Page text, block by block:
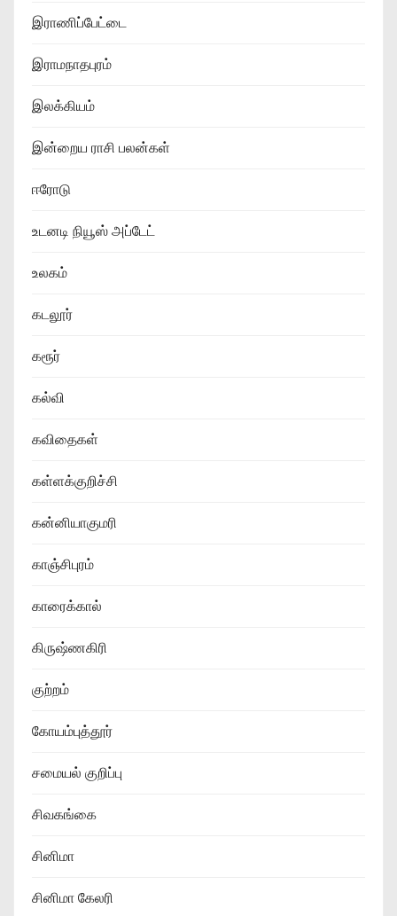
இராணிப்பேட்டை
இராமநாதபுரம்
இலக்கியம்
இன்றைய ராசி பலன்கள்
ஈரோடு
உடனடி நியூஸ் அப்டேட்
உலகம்
கடலூர்
கரூர்
கல்வி
கவிதைகள்
கள்ளக்குறிச்சி
கன்னியாகுமரி
காஞ்சிபுரம்
காரைக்கால்
கிருஷ்ணகிரி
குற்றம்
கோயம்புத்தூர்
சமையல் குறிப்பு
சிவகங்கை
சினிமா
சினிமா கேலரி